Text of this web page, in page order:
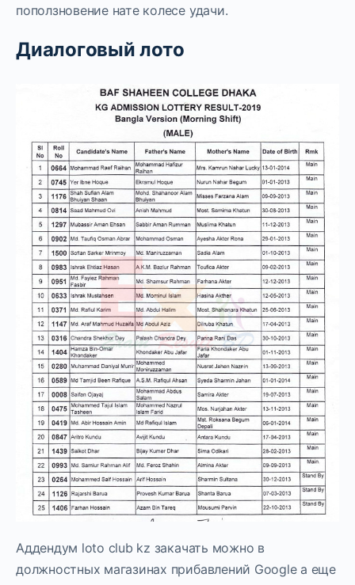
поползновение нате колесе удачи.
Диалоговый лото
Аддендум loto club kz закачать можно в
должностных магазинах прибавлений Google а еще